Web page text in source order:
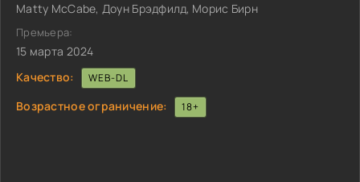
Matty McCabe, Доун Брэдфилд, Морис Бирн
Премьера:
15 марта 2024
Качество:
WEB-DL
Возрастное ограничение: 18+